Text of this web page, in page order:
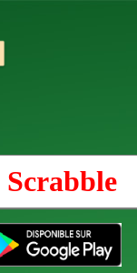
Scrabble